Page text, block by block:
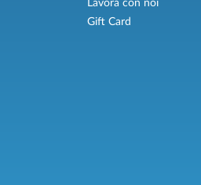
Lavora con noi
Gift Card